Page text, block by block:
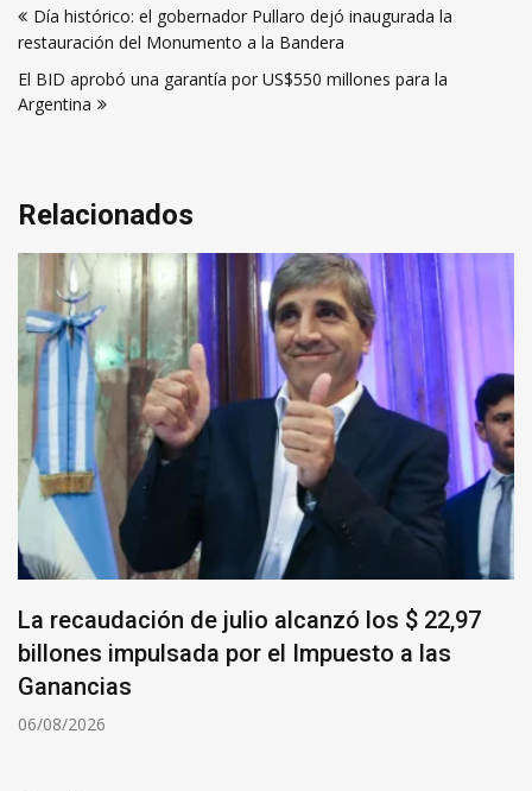
de
entradas
Día histórico: el gobernador Pullaro dejó inaugurada la
restauración del Monumento a la Bandera
El BID aprobó una garantía por US$550 millones para la
Argentina
Relacionados
La recaudación de julio alcanzó los $ 22,97
billones impulsada por el Impuesto a las
Ganancias
06/08/2026